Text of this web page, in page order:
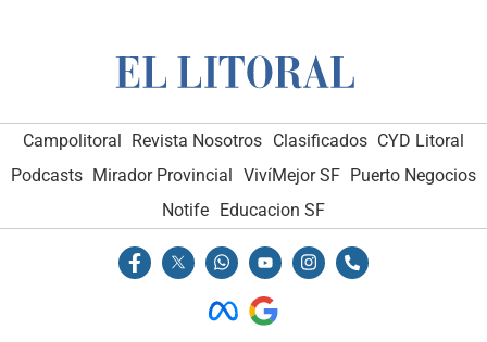
Campolitoral Revista Nosotros Clasificados CYD Litoral
Podcasts Mirador Provincial VivíMejor SF Puerto Negocios
Notife Educacion SF